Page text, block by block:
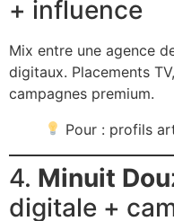
+ influence
Mix entre une agence
digitaux. Placements
campagnes premium.
Pour : profils
4. Minuit
digitale +